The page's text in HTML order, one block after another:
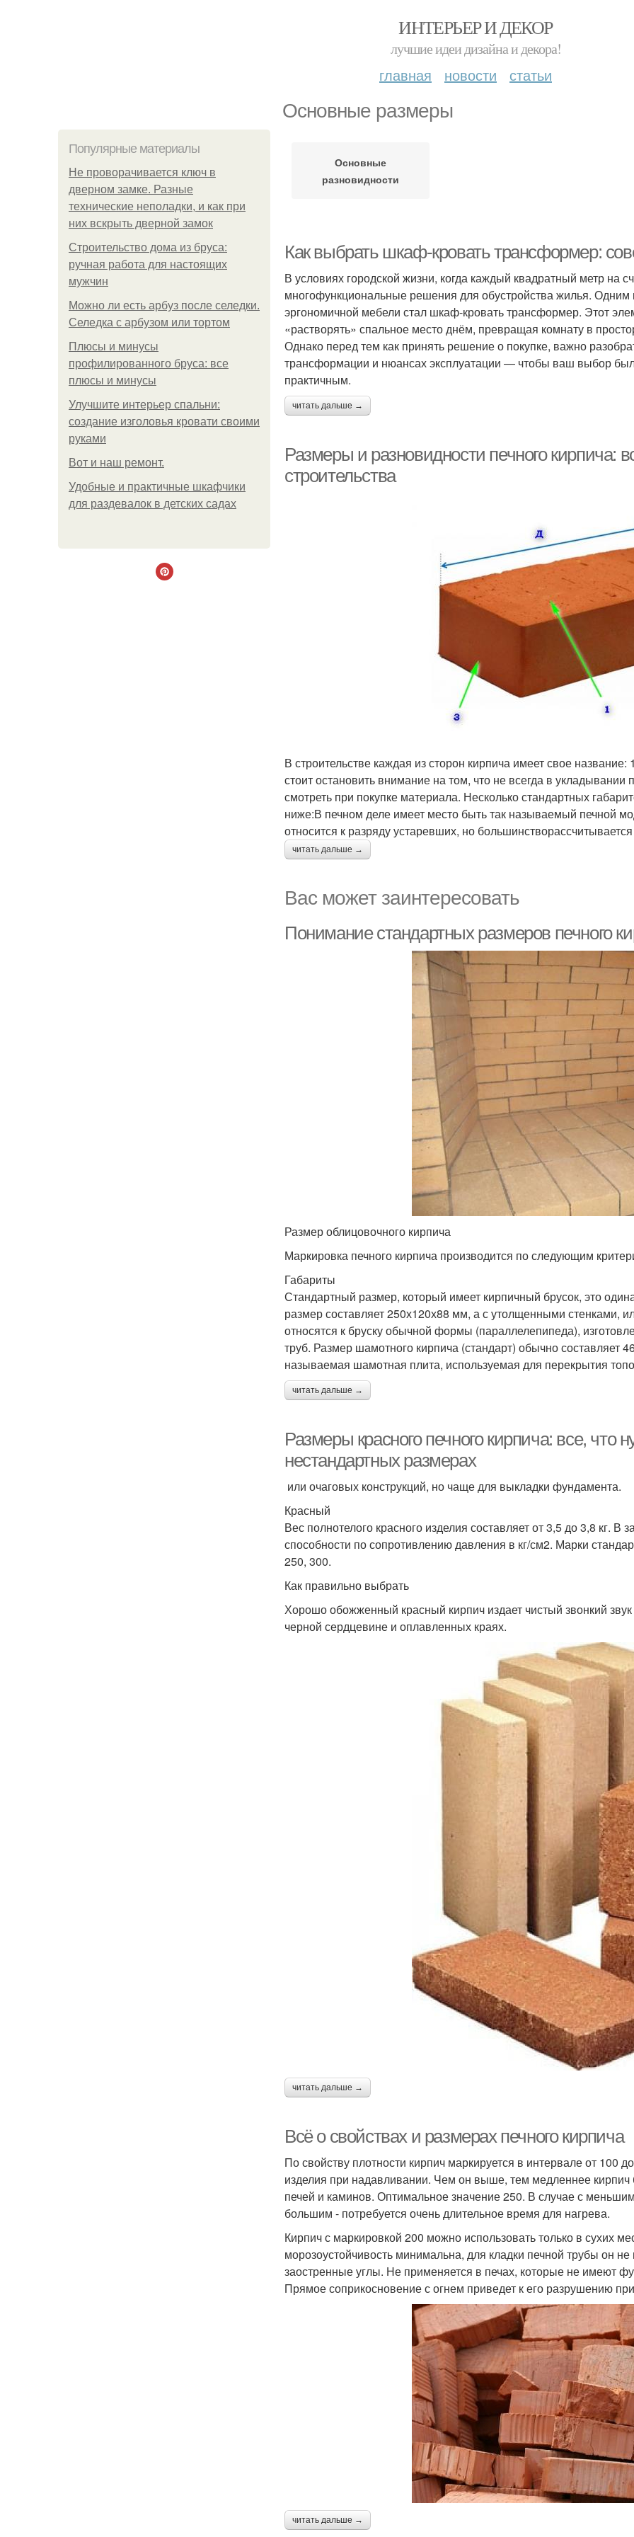
ИНТЕРЬЕР И ДЕКОР
лучшие идеи дизайна и декора!
главная новости статьи
Основные размеры
Популярные материалы
Не проворачивается ключ в
дверном замке. Разные
технические неполадки, и как при
них вскрыть дверной замок
Строительство дома из бруса:
ручная работа для настоящих
мужчин
Можно ли есть арбуз после селедки.
Селедка с арбузом или тортом
Плюсы и минусы
профилированного бруса: все
плюсы и минусы
Улучшите интерьер спальни:
создание изголовья кровати своими
руками
Boт и наш ремoнт.
Удобные и практичные шкафчики
для раздевалок в детских садах
Основные
разновидности
Как выбрать шкаф-кровать трансформер:
В условиях городской жизни, когда каждый квадратный метр на
многофункциональные решения для обустройства жилья.
эргономичной мебели стал шкаф-кровать трансформер. Этот
«растворять» спальное место днём, превращая комнату в
Однако перед тем как принять решение о покупке, важно
трансформации и нюансах эксплуатации — чтобы ваш выбор
практичным.
читать дальше →
Размеры и разновидности печного кирпича:
строительства
В строительстве каждая из сторон кирпича имеет свое
стоит остановить внимание на том, что не всегда в
смотреть при покупке материала. Несколько стандартных
ниже:В печном деле имеет место быть так называемый печной
относится к разряду устаревших, но
читать дальше →
Вас может заинтересовать
Понимание стандартных размеров печного
Размер облицовочного кирпича
Маркировка печного кирпича производится по следующим
Габариты
Стандартный размер, который имеет кирпичный брусок, это
размер составляет 250х120х88 мм, а с утолщенными стенками,
относятся к бруску обычной формы (параллелепипеда),
труб. Размер шамотного кирпича (стандарт) обычно составляет
называемая шамотная плита, используемая для перекрытия
читать дальше →
Размеры красного печного кирпича: все, что
нестандартных размерах
или очаговых конструкций, но чаще для выкладки фундамента.
Красный
Вес полнотелого красного изделия составляет от 3,5 до 3,8 кг. В
способности по сопротивлению давления в кг/см2. Марки
250, 300.
Как правильно выбрать
Хорошо обожженный красный кирпич издает чистый звонкий
черной сердцевине и оплавленных краях.
читать дальше →
Всё о свойствах и размерах печного кирпича
По свойству плотности кирпич маркируется в интервале от 100
изделия при надавливании. Чем он выше, тем медленнее кирпич
печей и каминов. Оптимальное значение 250. В случае с
большим - потребуется очень длительное время для нагрева.
Кирпич с маркировкой 200 можно использовать только в сухих
морозоустойчивость минимальна, для кладки печной трубы он
заостренные углы. Не применяется в печах, которые не имеют
Прямое соприкосновение с огнем приведет к его разрушению
читать дальше →